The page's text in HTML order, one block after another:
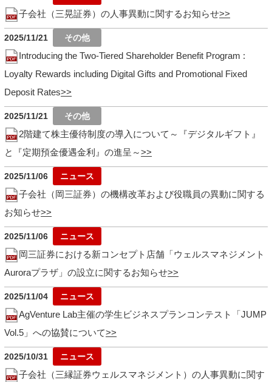
子会社（三晃証券）の人事異動に関するお知らせ
2025/11/21
Introducing the Two-Tiered Shareholder Benefit Program :
Loyalty Rewards including Digital Gifts and Promotional Fixed
Deposit Rates
2025/11/21
2階建て株主優待制度の導入について～『デジタルギフト』
と『定期預金優遇金利』の進呈～
2025/11/06
子会社（岡三証券）の機構改革および役職員の異動に関する
お知らせ
2025/11/06
岡三証券における新コンセプト店舗「ウェルスマネジメント
Auroraプラザ」の設立に関するお知らせ
2025/11/04
AgVenture Lab主催の学生ビジネスプランコンテスト「JUMP
Vol.5」への協賛について
2025/10/31
子会社（三縁証券ウェルスマネジメント）の人事異動に関す